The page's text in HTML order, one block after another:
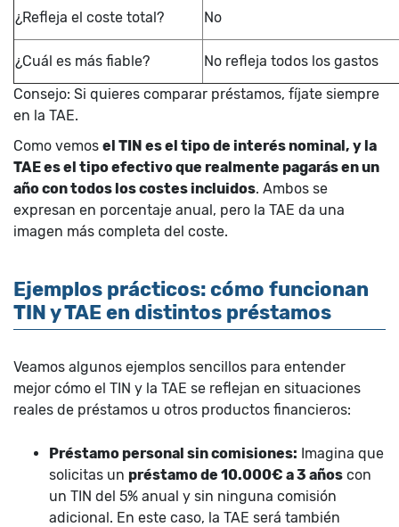
¿Refleja el coste total? No
¿Cuál es más fiable?
No refleja todos los gastos
Consejo: Si quieres comparar préstamos, fíjate siempre
en la TAE.
Como vemos el TIN es el tipo de interés nominal, y la
TAE es el tipo efectivo que realmente pagarás en un
año con todos los costes incluidos. Ambos se
expresan en porcentaje anual, pero la TAE da una
imagen más completa del coste.
Ejemplos prácticos: cómo funcionan
TIN y TAE en distintos préstamos
Veamos algunos ejemplos sencillos para entender
mejor cómo el TIN y la TAE se reflejan en situaciones
reales de préstamos u otros productos financieros:
Préstamo personal sin comisiones: Imagina que
solicitas un préstamo de 10.000€ a 3 años con
un TIN del 5% anual y sin ninguna comisión
adicional. En este caso, la TAE será también